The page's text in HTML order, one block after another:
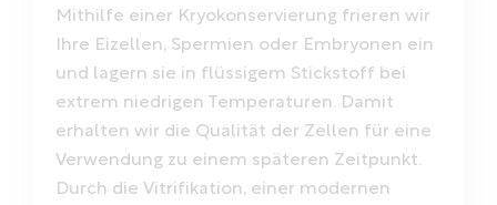
Mithilfe einer Kryokonservierung frieren wir
Ihre Eizellen, Spermien oder Embryonen ein
und lagern sie in flüssigem Stickstoff bei
extrem niedrigen Temperaturen. Damit
erhalten wir die Qualität der Zellen für eine
Verwendung zu einem späteren Zeitpunkt.
Durch die Vitrifikation, einer modernen